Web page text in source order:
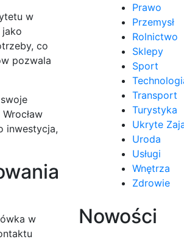
w
co
pozwala
inwestycja,
w
Prawo
Przemysł
Rolnictwo
Sklepy
Sport
Transport
Turystyka
Ukryte
Uroda
Usługi
Wnętrza
Zdrowie
Nowości